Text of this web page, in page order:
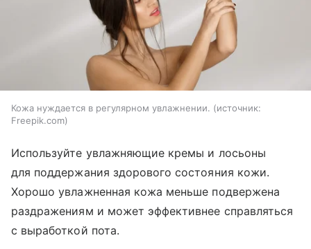
Кожа нуждается в регулярном увлажнении.
источник:
Freepik.com
Используйте увлажняющие кремы и лосьоны
для поддержания здорового состояния кожи.
Хорошо увлажненная кожа меньше подвержена
раздражениям и может эффективнее справляться
с выработкой пота.